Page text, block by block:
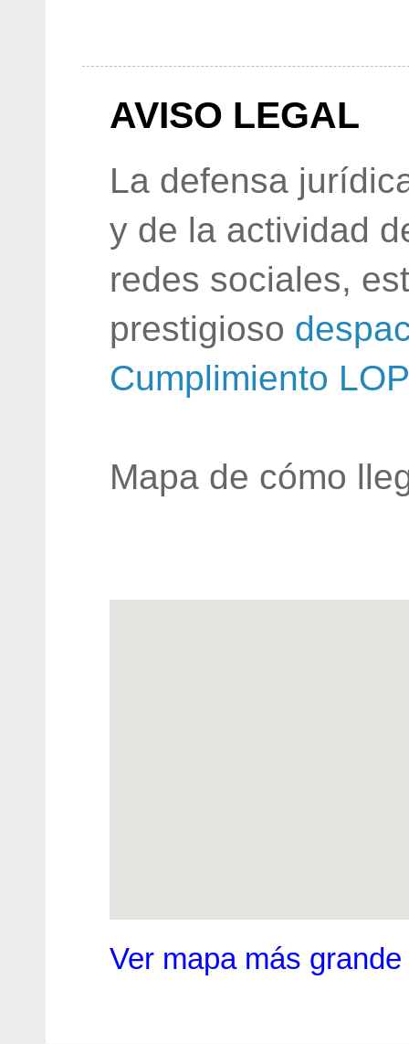
AVISO LEGAL
La defensa
y de la actividad
redes sociales,
prestigioso
Cumplimiento
Mapa de cómo
Ver mapa más grande